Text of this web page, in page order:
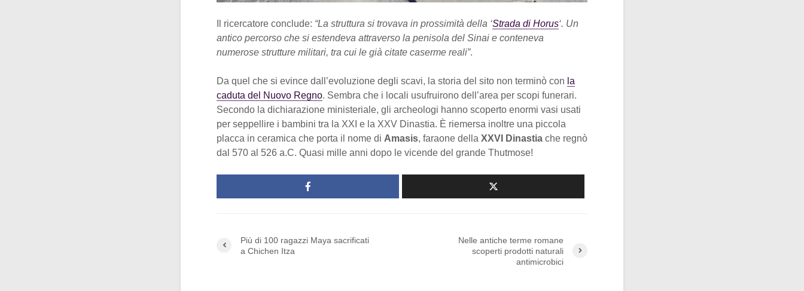
Il ricercatore conclude: “La struttura si trovava in prossimità della ‘Strada di Horus‘. Un
antico percorso che si estendeva attraverso la penisola del Sinai e conteneva
numerose strutture militari, tra cui le già citate caserme reali”.
Da quel che si evince dall’evoluzione degli scavi, la storia del sito non terminò con la
caduta del Nuovo Regno. Sembra che i locali usufruirono dell’area per scopi funerari.
Secondo la dichiarazione ministeriale, gli archeologi hanno scoperto enormi vasi usati
per seppellire i bambini tra la XXI e la XXV Dinastia. È riemersa inoltre una piccola
placca in ceramica che porta il nome di Amasis, faraone della XXVI Dinastia che regnò
dal 570 al 526 a.C. Quasi mille anni dopo le vicende del grande Thutmose!
Più di 100 ragazzi Maya sacrificati
a Chichen Itza
Nelle antiche terme romane
scoperti prodotti naturali
antimicrobici